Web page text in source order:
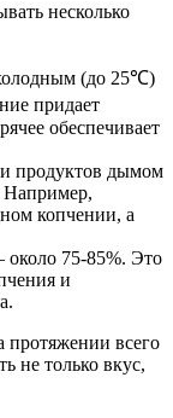
несколько
(до 25℃)
придает
обеспечивает
продуктов дымом
Например,
копчении, а
75-85%. Это
и
протяжении всего
не только вкус,